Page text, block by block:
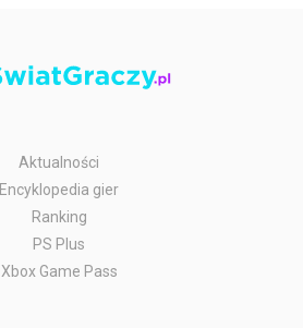
Aktualności
Encyklopedia gier
Ranking
PS Plus
Xbox Game Pass